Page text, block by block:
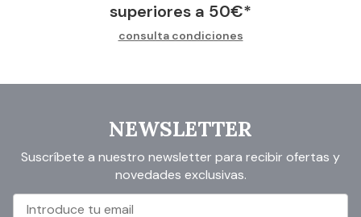
superiores a 50€*
consulta condiciones
NEWSLETTER
Suscríbete a nuestro newsletter para recibir ofertas y
novedades exclusivas.